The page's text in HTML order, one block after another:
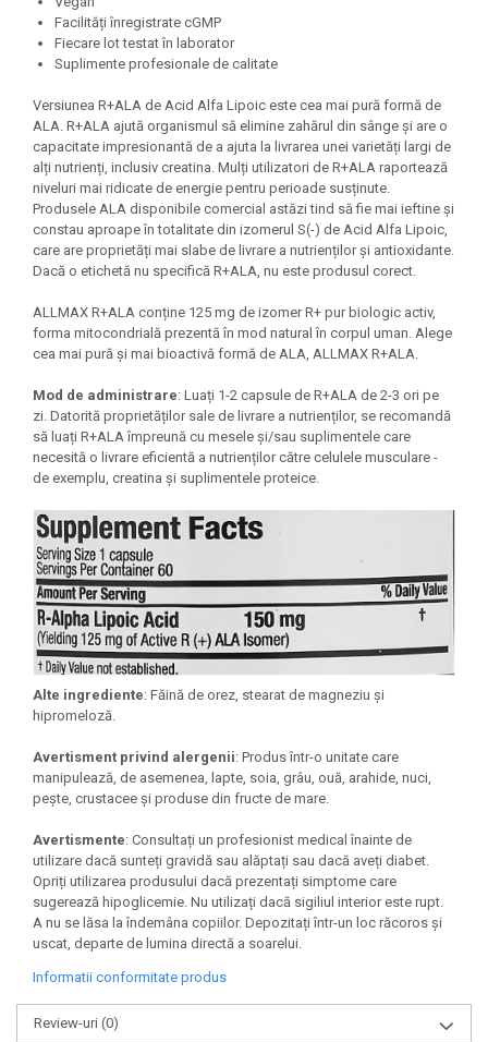
Under Armour
Universal
Vitargo
Weider
Zenana
Facilități înregistrate cGMP
Fiecare lot testat în laborator
Suplimente profesionale de calitate
Versiunea R+ALA de Acid Alfa Lipoic este cea mai pură formă de
ALA. R+ALA ajută organismul să elimine zahărul din sânge și are o
capacitate impresionantă de a ajuta la livrarea unei varietăți largi de
alți nutrienți, inclusiv creatina. Mulți utilizatori de R+ALA raportează
niveluri mai ridicate de energie pentru perioade susținute.
Produsele ALA disponibile comercial astăzi tind să fie mai ieftine și
constau aproape în totalitate din izomerul S(-) de Acid Alfa Lipoic,
care are proprietăți mai slabe de livrare a nutrienților și antioxidante.
Dacă o etichetă nu specifică R+ALA, nu este produsul corect.
ALLMAX R+ALA conține 125 mg de izomer R+ pur biologic activ,
forma mitocondrială prezentă în mod natural în corpul uman. Alege
cea mai pură și mai bioactivă formă de ALA, ALLMAX R+ALA.
Mod de administrare: Luați 1-2 capsule de R+ALA de 2-3 ori pe
zi. Datorită proprietăților sale de livrare a nutrienților, se recomandă
să luați R+ALA împreună cu mesele și/sau suplimentele care
necesită o livrare eficientă a nutrienților către celulele musculare -
de exemplu, creatina și suplimentele proteice.
Alte ingrediente: Făină de orez, stearat de magneziu și
hipromeloză.
Avertisment privind alergenii: Produs într-o unitate care
manipulează, de asemenea, lapte, soia, grâu, ouă, arahide, nuci,
pește, crustacee și produse din fructe de mare.
Avertismente: Consultați un profesionist medical înainte de
utilizare dacă sunteți gravidă sau alăptați sau dacă aveți diabet.
Opriți utilizarea produsului dacă prezentați simptome care
sugerează hipoglicemie. Nu utilizați dacă sigiliul interior este rupt.
A nu se lăsa la îndemâna copiilor. Depozitați într-un loc răcoros și
uscat, departe de lumina directă a soarelui.
Informatii conformitate produs
Review-uri (0)